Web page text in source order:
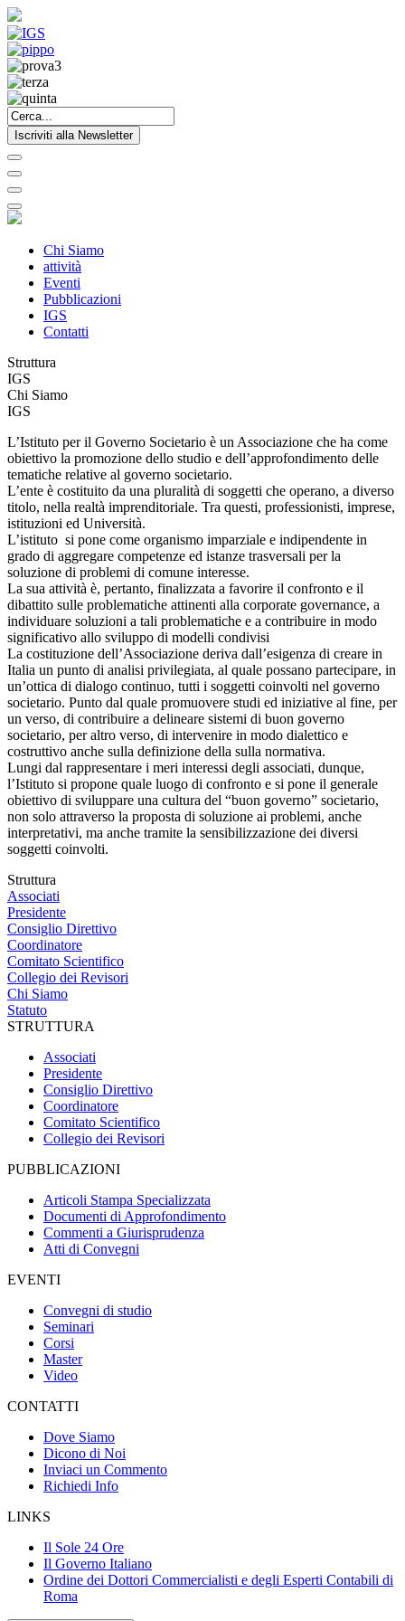
Iscriviti alla Newsletter
Chi Siamo
attività
Eventi
Pubblicazioni
IGS
Contatti
Struttura
IGS
Chi Siamo
IGS
L’Istituto per il Governo Societario è un Associazione che ha come
obiettivo la promozione dello studio e dell’approfondimento delle
tematiche relative al governo societario.
L’ente è costituito da una pluralità di soggetti che operano, a diverso
titolo, nella realtà imprenditoriale. Tra questi, professionisti, imprese,
istituzioni ed Università.
L’istituto si pone come organismo imparziale e indipendente in
grado di aggregare competenze ed istanze trasversali per la
soluzione di problemi di comune interesse.
La sua attività è, pertanto, finalizzata a favorire il confronto e il
dibattito sulle problematiche attinenti alla corporate governance, a
individuare soluzioni a tali problematiche e a contribuire in modo
significativo allo sviluppo di modelli condivisi
La costituzione dell’Associazione deriva dall’esigenza di creare in
Italia un punto di analisi privilegiata, al quale possano partecipare, in
un’ottica di dialogo continuo, tutti i soggetti coinvolti nel governo
societario. Punto dal quale promuovere studi ed iniziative al fine, per
un verso, di contribuire a delineare sistemi di buon governo
societario, per altro verso, di intervenire in modo dialettico e
costruttivo anche sulla definizione della sulla normativa.
Lungi dal rappresentare i meri interessi degli associati, dunque,
l’Istituto si propone quale luogo di confronto e si pone il generale
obiettivo di sviluppare una cultura del “buon governo” societario,
non solo attraverso la proposta di soluzione ai problemi, anche
interpretativi, ma anche tramite la sensibilizzazione dei diversi
soggetti coinvolti.
Struttura
Associati
Presidente
Consiglio Direttivo
Coordinatore
Comitato Scientifico
Collegio dei Revisori
Chi Siamo
Statuto
STRUTTURA
Associati
Presidente
Consiglio Direttivo
Coordinatore
Comitato Scientifico
Collegio dei Revisori
PUBBLICAZIONI
Articoli Stampa Specializzata
Documenti di Approfondimento
Commenti a Giurisprudenza
Atti di Convegni
EVENTI
Convegni di studio
Seminari
Corsi
Master
Video
CONTATTI
Dove Siamo
Dicono di Noi
Inviaci un Commento
Richiedi Info
LINKS
Il Sole 24 Ore
Il Governo Italiano
Ordine dei Dottori Commercialisti e degli Esperti Contabili di
Roma